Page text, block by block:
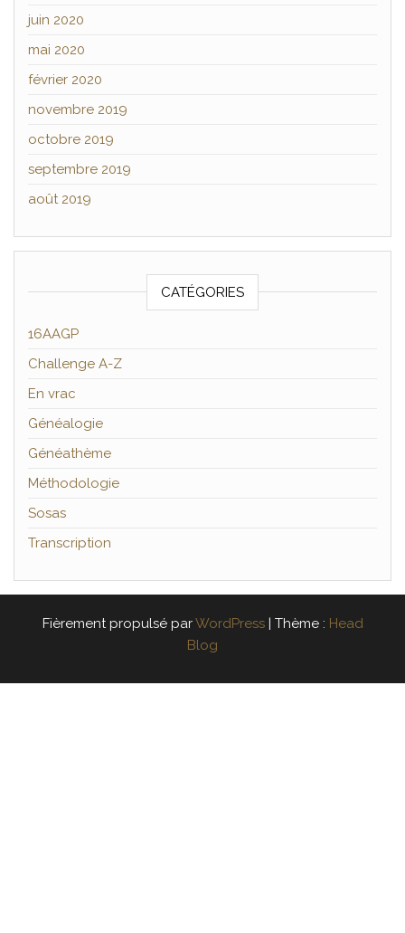
juin 2020
mai 2020
février 2020
novembre 2019
octobre 2019
septembre 2019
août 2019
CATÉGORIES
16AAGP
Challenge A-Z
En vrac
Généalogie
Généathème
Méthodologie
Sosas
Transcription
Fièrement propulsé parWordPress | Thème : Head
Blog